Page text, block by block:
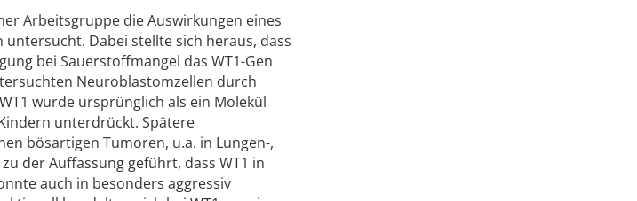
Arbeitsgruppe die Auswirkungen eines
Dabei stellte sich heraus, dass
bei Sauerstoffmangel das WT1-Gen
Neuroblastomzellen durch
wurde ursprünglich als ein Molekül
unterdrückt. Spätere
bösartigen Tumoren, u.a. in Lungen-,
der Auffassung geführt, dass WT1 in
auch in besonders aggressiv